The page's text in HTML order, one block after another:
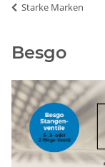
Starke Marken
Besgo